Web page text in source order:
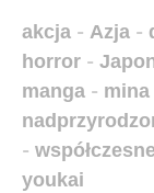
akcja - Azja -
horror -
manga - mina
-
youkai